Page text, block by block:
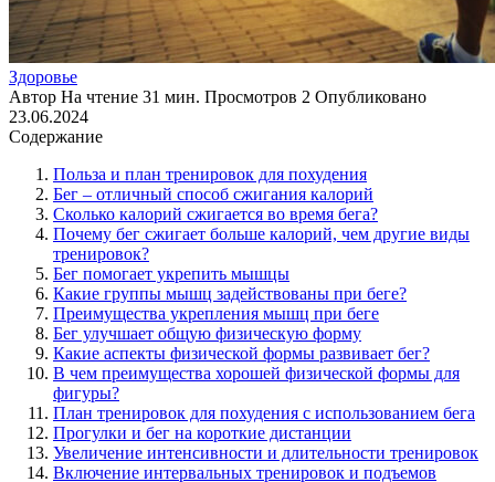
Здоровье
Автор На чтение 31 мин. Просмотров 2 Опубликовано
23.06.2024
Содержание
Польза и план тренировок для похудения
Бег – отличный способ сжигания калорий
Сколько калорий сжигается во время бега?
Почему бег сжигает больше калорий, чем другие виды
тренировок?
Бег помогает укрепить мышцы
Какие группы мышц задействованы при беге?
Преимущества укрепления мышц при беге
Бег улучшает общую физическую форму
Какие аспекты физической формы развивает бег?
В чем преимущества хорошей физической формы для
фигуры?
План тренировок для похудения с использованием бега
Прогулки и бег на короткие дистанции
Увеличение интенсивности и длительности тренировок
Включение интервальных тренировок и подъемов